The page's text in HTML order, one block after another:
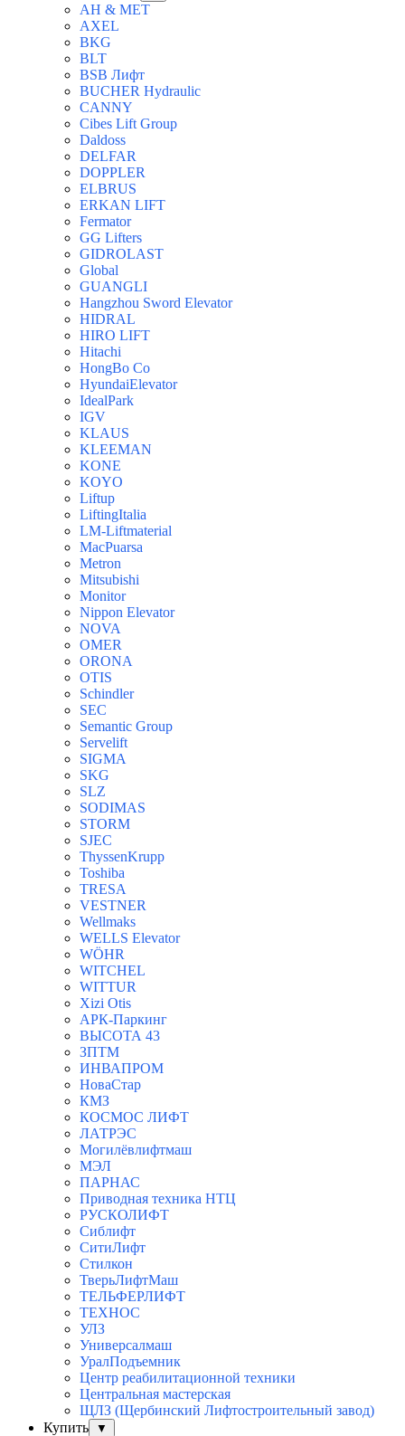
AH & MET
AXEL
BKG
BLT
BSB Лифт
BUCHER Hydraulic
CANNY
Cibes Lift Group
Daldoss
DELFAR
DOPPLER
ELBRUS
ERKAN LIFT
Fermator
GG Lifters
GIDROLAST
Global
GUANGLI
Hangzhou Sword Elevator
HIDRAL
HIRO LIFT
Hitachi
HongBo Co
HyundaiElevator
IdealPark
IGV
KLAUS
KLEEMAN
KONE
KOYO
Liftup
LiftingItalia
LM-Liftmaterial
MacPuarsa
Metron
Mitsubishi
Monitor
Nippon Elevator
NOVA
OMER
ORONA
OTIS
Schindler
SEC
Semantic Group
Servelift
SIGMA
SKG
SLZ
SODIMAS
STORM
SJEC
ThyssenKrupp
Toshiba
TRESA
VESTNER
Wellmaks
WELLS Elevator
WÖHR
WITCHEL
WITTUR
Xizi Otis
АРК-Паркинг
ВЫСОТА 43
ЗПТМ
ИНВАПРОМ
НоваСтар
КМЗ
КОСМОС ЛИФТ
ЛАТРЭС
Могилёвлифтмаш
МЭЛ
ПАРНАС
Приводная техника НТЦ
РУСКОЛИФТ
Сиблифт
СитиЛифт
Стилкон
ТверьЛифтМаш
ТЕЛЬФЕРЛИФТ
ТЕХНОС
УЛЗ
Универсалмаш
УралПодъемник
Центр реабилитационной техники
Центральная мастерская
ЩЛЗ (Щербинский Лифтостроительный завод)
Купить
▼